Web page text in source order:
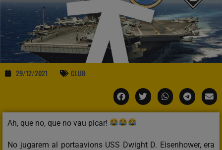
29/12/2021 CLUB
Ah, que no, que no vau picar!
No jugarem al portaavions USS Dwight D. Eisenhower, era